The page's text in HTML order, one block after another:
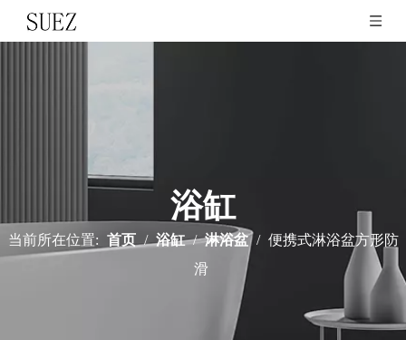
浴缸
当前所在位置: 首页 / 浴缸 / 淋浴盆 / 便携式淋浴盆方形防
滑